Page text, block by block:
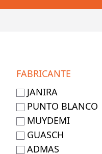
FABRICANTE
JANIRA
PUNTO BLANCO
MUYDEMI
GUASCH
ADMAS